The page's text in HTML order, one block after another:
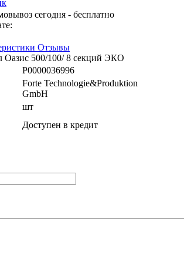
сегодня - бесплатно
Отзывы
Оазис 500/100/ 8 секций ЭКО
Р0000036996
Forte Technologie&Produktion
GmbH
шт
Доступен в кредит